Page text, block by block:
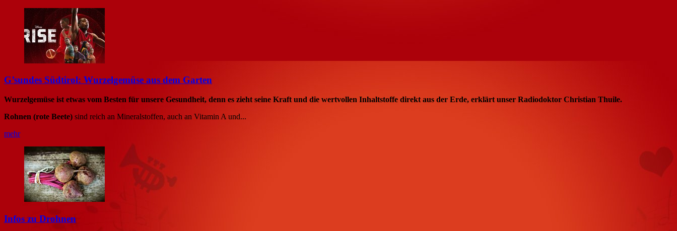
G’sundes Südtirol: Wurzelgemüse aus dem Garten
Wurzelgemüse ist etwas vom Besten für unsere Gesundheit, denn es zieht seine Kraft und die wertvollen Inhaltstoffe direkt aus der Erde, erklärt unser Radiodoktor Christian Thuile.
Rohnen (rote Beete) sind reich an Mineralstoffen, auch an Vitamin A und...
mehr
Infos zu Drohnen